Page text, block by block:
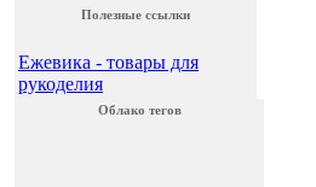
Полезные ссылки
Ежевика - товары для
рукоделия
Облако тегов